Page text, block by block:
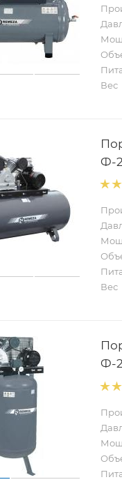
Вес
Ф-
Вес
Ф-